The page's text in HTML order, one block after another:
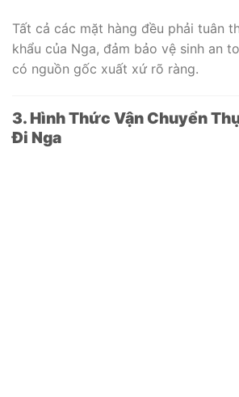
Tất cả các mặt hàng đều phải tuân
khẩu của Nga, đảm bảo vệ sinh an
có nguồn gốc xuất xứ rõ ràng.
3. Hình Thức Vận Chuyển
Đi Nga